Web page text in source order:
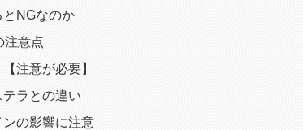
NGなのか
注意点
注意が必要】
ラとの違い
の影響に注意